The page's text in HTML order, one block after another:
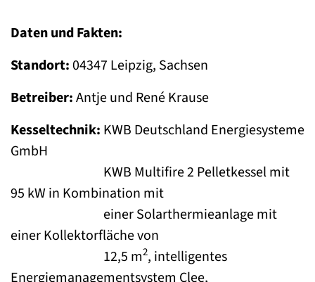
Daten und Fakten:
Standort:04347 Leipzig, Sachsen
Betreiber:Antje und René Krause
Kesseltechnik: KWB Deutschland Energiesysteme
GmbH
KWB Multifire 2 Pelletkessel mit
95 kW in Kombination mit
einer Solarthermieanlage mit
einer Kollektorfläche von
12,5 m2, intelligentes
Energiemanagementsystem Clee,